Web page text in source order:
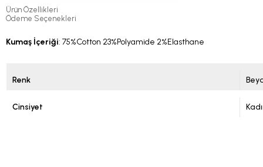
Ürün Özellikleri
Ödeme Seçenekleri
Kumaş İçeriği: 75%Cotton 23%Polyamide 2%Elasthane
Renk
Cinsiyet